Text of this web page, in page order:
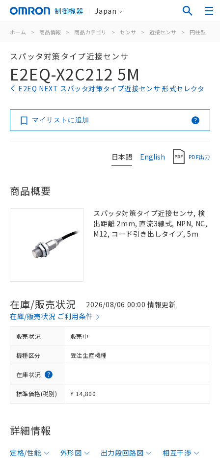
制御機器 Japan
ホーム > 商品情報 > 商品カテゴリ > センサ > 近接センサ > 円柱型
スパッタ対策タイプ近接センサ
E2EQ-X2C212 5M
E2EQ NEXT スパッタ対策タイプ近接センサ 形式セレクタ
マイリストに追加
日本語 English PDF出力
商品概要
スパッタ対策タイプ近接センサ, 検
出距離 2mm, 直流3線式, NPN, NC,
M12, コード引き出しタイプ, 5m
在庫/販売状況
2026/08/06 00:00 情報更新
在庫/販売状況 ご利用条件
販売状況 販売中
機種区分 受注生産機種
在庫状況
標準価格(税別) ¥ 14,800
詳細情報
定格/性能 外形図 出力段回路図
相互干渉